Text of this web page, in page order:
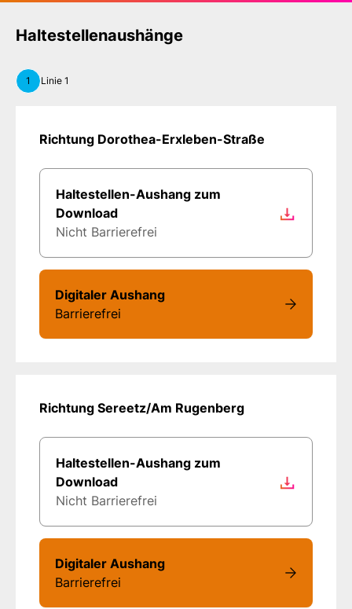
Haltestellenaushänge
1 Linie 1
Richtung Dorothea-Erxleben-Straße
Haltestellen-Aushang zum
Download
Nicht Barrierefrei
Digitaler Aushang
Barrierefrei
Richtung Sereetz/Am Rugenberg
Haltestellen-Aushang zum
Download
Nicht Barrierefrei
Digitaler Aushang
Barrierefrei